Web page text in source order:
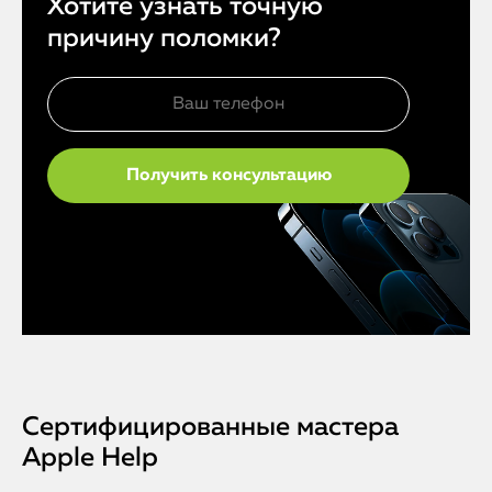
Хотите узнать точную
причину поломки?
Сертифицированные мастера
Apple Help